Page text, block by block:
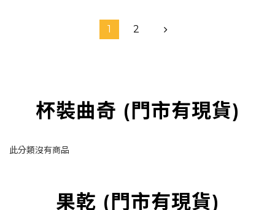
1 2
杯裝曲奇 (門市有現貨)
此分類沒有商品
果乾 (門市有現貨)